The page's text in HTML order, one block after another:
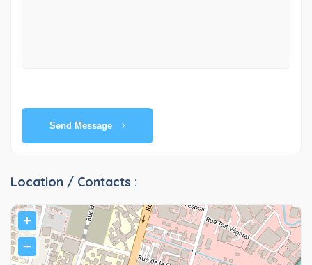
Send Message
Location / Contacts :
+
−